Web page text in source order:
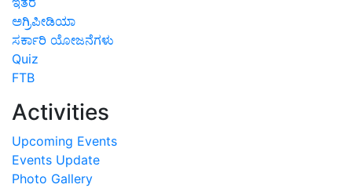
ಅಗ್ರಿಪೀಡಿಯಾ
ಸರ್ಕಾರಿ ಯೋಜನೆಗಳು
Quiz
FTB
Activities
Upcoming Events
Events Update
Photo Gallery